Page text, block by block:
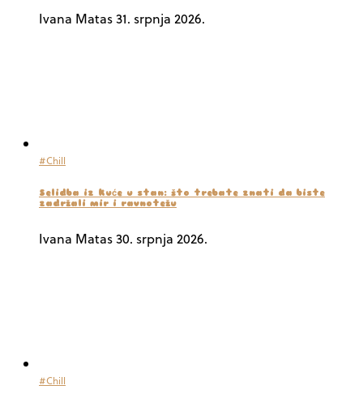
Ivana Matas31. srpnja 2026.
#Chill
Selidba iz kuće u stan: što trebate znati da biste
zadržali mir i ravnotežu
Ivana Matas30. srpnja 2026.
#Chill